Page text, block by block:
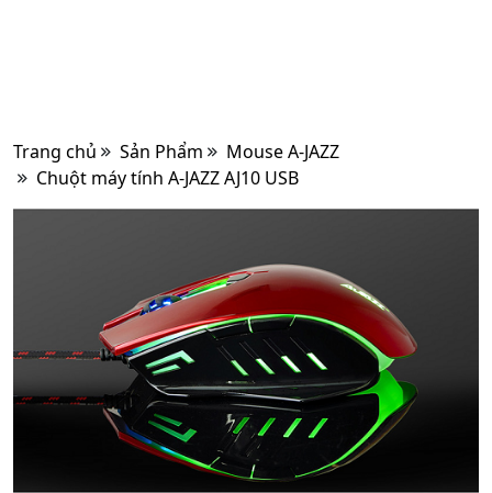
Trang chủ Sản Phẩm
Mouse A-JAZZ
Chuột máy tính A-JAZZ AJ10 USB